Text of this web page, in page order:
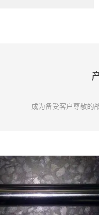
成为备受客户尊敬的